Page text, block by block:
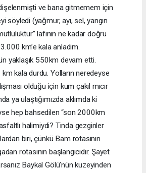
ve bana gitmemem için
söyledi (yağmur, ayı, sel, yangın
lafının ne kadar doğru
km’e kala anladım.
yaklaşık 550km devam etti.
km kala durdu. Yolların neredeyse
olduğu için kum çakıl mıcır
ya ulaştığımızda aklımda ki
hep bahsedilen “son 2000km
halimiydi? Tinda gezginler
biri, çünkü Bam rotasının
rotasının başlangıcıdır. Şayet
Baykal Gölü’nün kuzeyinden